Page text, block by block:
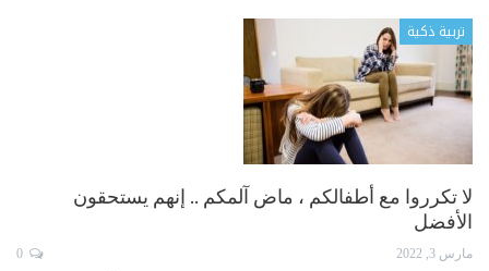
تربية ذكية
لا تكرروا مع أطفالكم ، ماض آلمكم .. إنهم يستحقون
الأفضل
مارس 3, 2022